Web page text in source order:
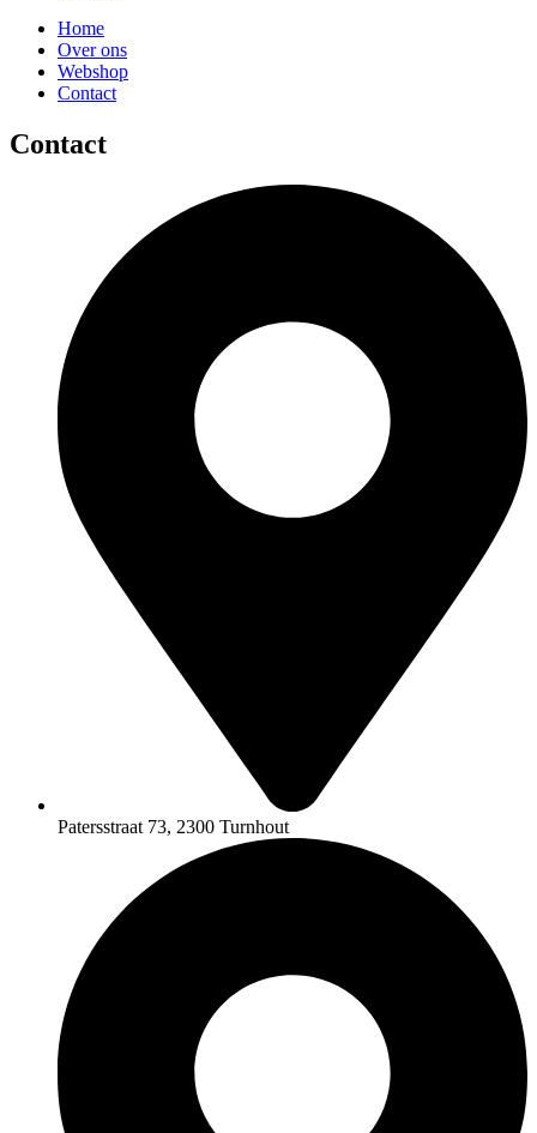
Home
Over ons
Webshop
Contact
Contact
Patersstraat 73, 2300 Turnhout